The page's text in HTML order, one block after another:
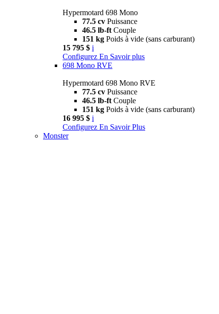
Hypermotard 698 Mono
77.5 cv Puissance
46.5 lb-ft Couple
151 kg Poids à vide (sans carburant)
15 795 $ i
Configurez En Savoir plus
698 Mono RVE
Hypermotard 698 Mono RVE
77.5 cv Puissance
46.5 lb-ft Couple
151 kg Poids à vide (sans carburant)
16 995 $ i
Configurez En Savoir Plus
Monster